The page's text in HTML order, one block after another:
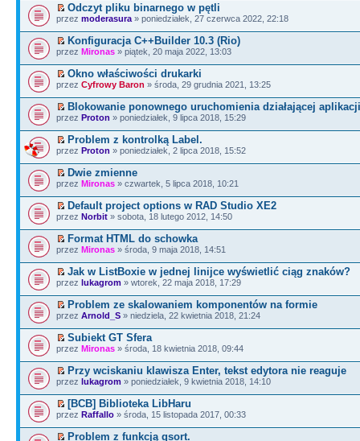
Odczyt pliku binarnego w pętli
przez moderasura » poniedziałek, 27 czerwca 2022, 22:18
Konfiguracja C++Builder 10.3 (Rio)
przez Mironas » piątek, 20 maja 2022, 13:03
Okno właściwości drukarki
przez Cyfrowy Baron » środa, 29 grudnia 2021, 13:25
Blokowanie ponownego uruchomienia działającej
przez Proton » poniedziałek, 9 lipca 2018, 15:29
Problem z kontrolką Label.
przez Proton » poniedziałek, 2 lipca 2018, 15:52
Dwie zmienne
przez Mironas » czwartek, 5 lipca 2018, 10:21
Default project options w RAD Studio XE2
przez Norbit » sobota, 18 lutego 2012, 14:50
Format HTML do schowka
przez Mironas » środa, 9 maja 2018, 14:51
Jak w ListBoxie w jednej linijce wyświetlić ciąg znaków?
przez lukagrom » wtorek, 22 maja 2018, 17:29
Problem ze skalowaniem komponentów na formie
przez Arnold_S » niedziela, 22 kwietnia 2018, 21:24
Subiekt GT Sfera
przez Mironas » środa, 18 kwietnia 2018, 09:44
Przy wciskaniu klawisza Enter, tekst edytora nie reaguje
przez lukagrom » poniedziałek, 9 kwietnia 2018, 14:10
[BCB] Biblioteka LibHaru
przez Raffallo » środa, 15 listopada 2017, 00:33
Problem z funkcją qsort.